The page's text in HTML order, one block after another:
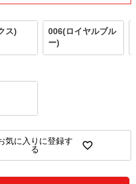
ス)
006(ロイヤルブル
ー)
気に入りに登録す
る